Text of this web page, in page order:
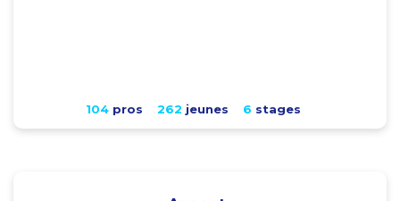
104pros 262 jeunes 6 stages